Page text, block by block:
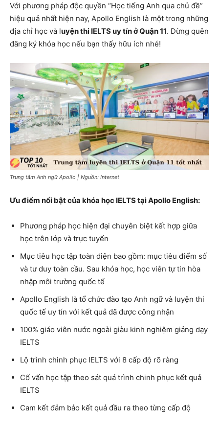
Với phương pháp độc quyền “Học tiếng Anh qua chủ đề”
hiệu quả nhất hiện nay, Apollo English là một trong những
địa chỉ học và luyện thi IELTS uy tín ở Quận 11. Đừng quên
đăng ký khóa học nếu bạn thấy hữu ích nhé!
Trung tâm Anh ngữ Apollo | Nguồn: Internet
Ưu điểm nổi bật của khóa học IELTS tại Apollo English:
Phương pháp học hiện đại chuyên biệt kết hợp giữa
học trên lớp và trực tuyến
Mục tiêu học tập toàn diện bao gồm: mục tiêu điểm số
và tư duy toàn cầu. Sau khóa học, học viên tự tin hòa
nhập môi trường quốc tế
Apollo English là tổ chức đào tạo Anh ngữ và luyện thi
quốc tế uy tín với kết quả đã được công nhận
100% giáo viên nước ngoài giàu kinh nghiệm giảng dạy
IELTS
Lộ trình chinh phục IELTS với 8 cấp độ rõ ràng
Cố vấn học tập theo sát quá trình chinh phục kết quả
IELTS
Cam kết đảm bảo kết quả đầu ra theo từng cấp độ